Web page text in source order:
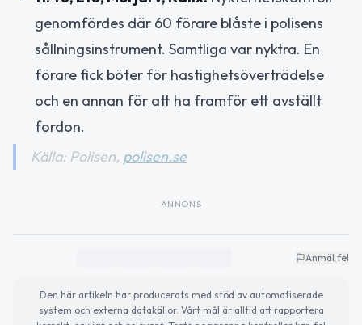
genomfördes där 60 förare blåste i polisens
sållningsinstrument. Samtliga var nyktra. En
förare fick böter för hastighetsöverträdelse
och en annan för att ha framför ett avställt
fordon.
Källa: Polisen, polisen.se
ANNONS
Anmäl fel
Den här artikeln har producerats med stöd av automatiserade
system och externa datakällor. Vårt mål är alltid att rapportera